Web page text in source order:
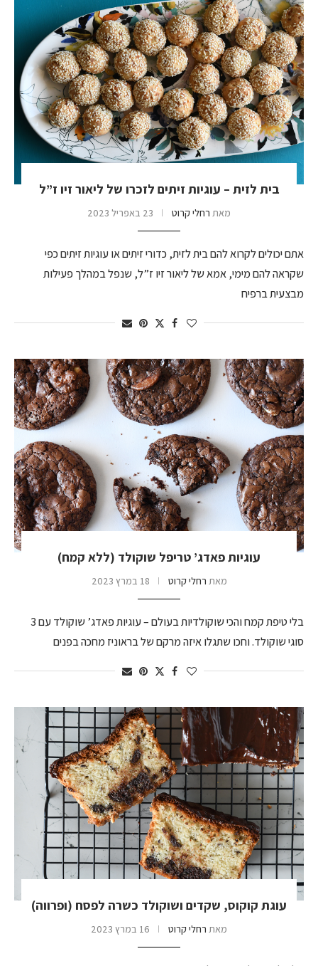
בית לזית – עוגיות זיתים לזכרו של ליאור זיו ז”ל
מאת רחלי קרוט 23 באפריל 2023
אתם יכולים לקרוא להם בית לזית, כדורי זיתים או עוגיות זיתים כפי
שקראה להם מימי, אמא של ליאור זיו ז”ל, שנפל במהלך פעילות
מבצעית ברפיח
עוגיות פאדג’ טריפל שוקולד (ללא קמח)
מאת רחלי קרוט 18 במרץ 2023
בלי טיפת קמח והכי שוקולדיות בעולם – עוגיות פאדג’ שוקולד עם 3
סוגי שוקולד. וחכו שתגלו איזה מרקם של בראוניז מחכה בפנים
עוגת קוקוס, שקדים ושוקולד כשרה לפסח (ופרווה)
מאת רחלי קרוט 16 במרץ 2023